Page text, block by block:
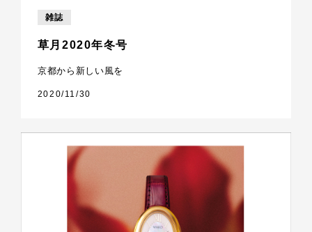
雑誌
草月2020年冬号
京都から新しい風を
2020/11/30